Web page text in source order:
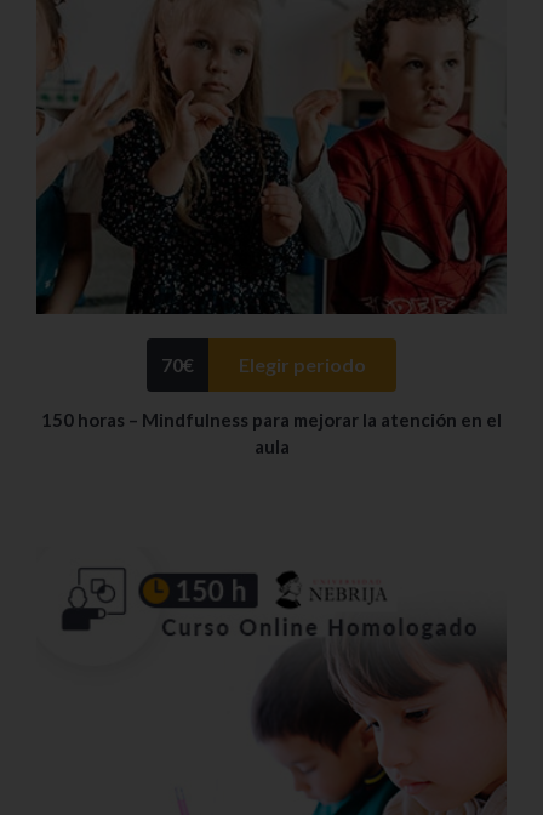
70€ Elegir periodo
150 horas – Mindfulness para mejorar la atención en el
aula